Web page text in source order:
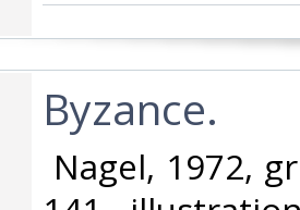
‎Byzance.‎
Nagel, 1972,